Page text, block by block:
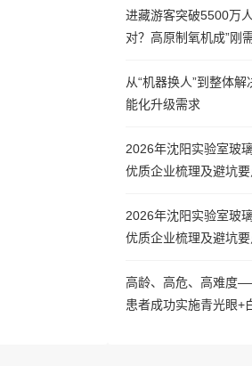
进藏游客突破5500万
对？高原制氧机成”刚
从“机器换人”到整体
能化升级需求
2026年沈阳实验室玻
优质企业梳理及避坑要
2026年沈阳实验室玻
优质企业梳理及避坑要
高龄、高危、高难度
患者成功实施青光眼+